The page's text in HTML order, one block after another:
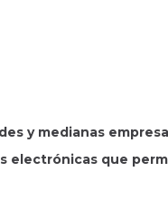
y medianas
que